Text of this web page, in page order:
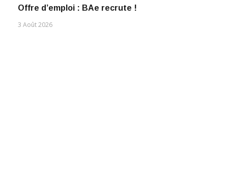
Offre d’emploi : BAe recrute !
3 Août 2026